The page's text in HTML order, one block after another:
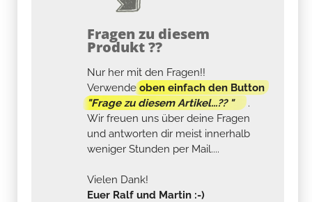
Fragen zu diesem
Produkt ??
Nur her mit den Fragen!!
Verwendeoben einfach den Button
"Frage zu diesem Artikel...?? "
.
Wir freuen uns über deine Fragen
und antworten dir meist innerhalb
weniger Stunden per Mail....
Vielen Dank!
Euer Ralf und Martin :-)